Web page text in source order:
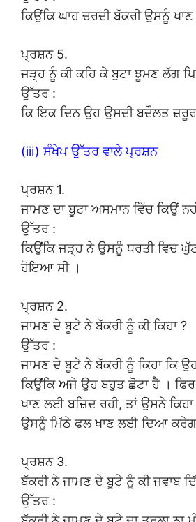
ਕਿਉਂਕਿ ਘਾਹ ਚਰਦੀ ਬੱਕਰੀ ਉਸਨੂੰ
ਪ੍ਰਸ਼ਨ 5.
ਜੜ੍ਹ ਨੂੰ ਕੀ ਕਹਿ ਕੇ ਬੁਟਾ ਝੂਮਣ ਲੱਗ
ਉੱਤਰ :
ਕਿ ਇਕ ਦਿਨ ਉਹ ਉਸਦੀ ਬਦੌਲਤ
(iii) ਸੰਖੇਪ ਉੱਤਰ ਵਾਲੇ ਪ੍ਰਸ਼ਨ
ਪ੍ਰਸ਼ਨ 1.
ਜਾਮਣ ਦਾ ਬੂਟਾ ਅਸਮਾਨ ਵਿੱਚ ਕਿਉਂ
ਉੱਤਰ :
ਕਿਉਂਕਿ ਜੜ੍ਹ ਨੇ ਉਸਨੂੰ ਧਰਤੀ ਵਿਚ
ਹੋਇਆ ਸੀ ।
ਪ੍ਰਸ਼ਨ 2.
ਜਾਮਣ ਦੇ ਬੂਟੇ ਨੇ ਬੱਕਰੀ ਨੂੰ ਕੀ ਕਿਹਾ ?
ਉੱਤਰ :
ਜਾਮਣ ਦੇ ਬੂਟੇ ਨੇ ਬੱਕਰੀ ਨੂੰ ਕਿਹਾ ਕਿ
ਕਿਉਂਕਿ ਅਜੇ ਉਹ ਬਹੁਤ ਛੋਟਾ ਹੈ ।
ਖਾਣ ਲਈ ਬਜ਼ਿਦ ਰਹੀ, ਤਾਂ ਉਸਨੇ
ਉਸਨੂੰ ਮਿੱਠੇ ਫਲ ਖਾਣ ਲਈ ਦਿਆ
ਪ੍ਰਸ਼ਨ 3.
ਬੱਕਰੀ ਨੇ ਜਾਮਣ ਦੇ ਬੂਟੇ ਨੂੰ ਕੀ ਜਵਾਬ
ਉੱਤਰ :